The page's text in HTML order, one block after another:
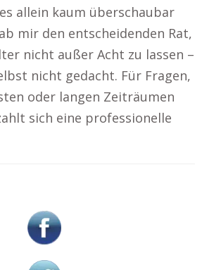
allein kaum überschaubar
mir den entscheidenden Rat,
nicht außer Acht zu lassen –
nicht gedacht. Für Fragen,
oder langen Zeiträumen
sich eine professionelle